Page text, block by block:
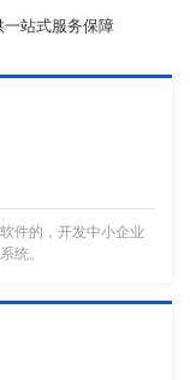
一站式服务保障
件的，开发中小企业
统。